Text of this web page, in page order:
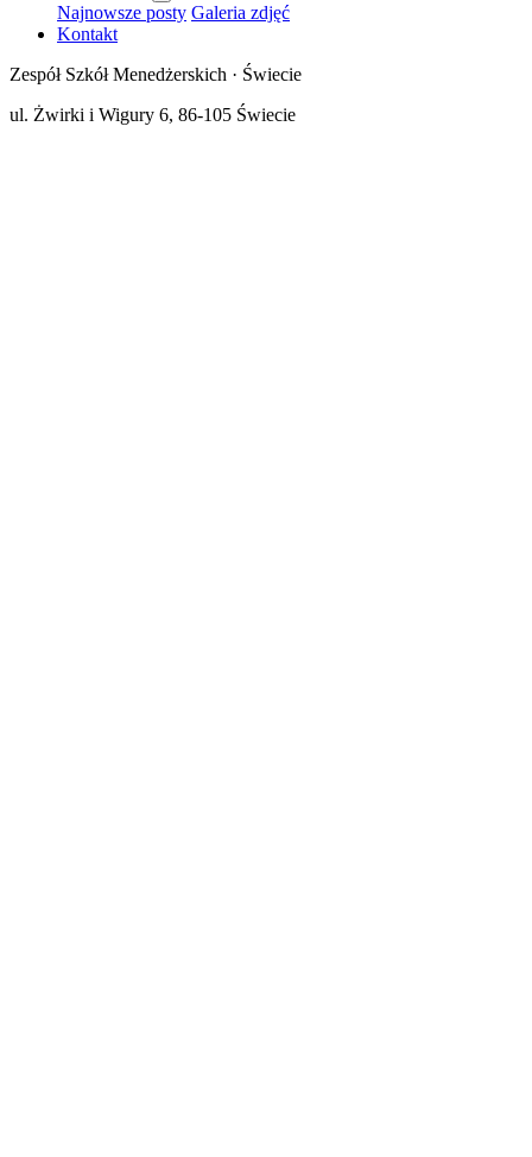
Najnowsze posty Galeria zdjęć
Kontakt
Zespół Szkół Menedżerskich · Świecie
ul. Żwirki i Wigury 6, 86-105 Świecie